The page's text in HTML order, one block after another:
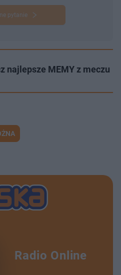
pytanie
najlepsze MEMY z meczu
Radio Online